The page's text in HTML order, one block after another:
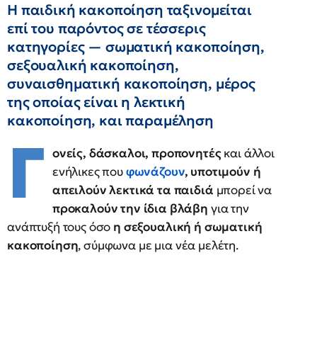
Η παιδική κακοποίηση ταξινομείται
επί του παρόντος σε τέσσερις
κατηγορίες — σωματική κακοποίηση,
σεξουαλική κακοποίηση,
συναισθηματική κακοποίηση, μέρος
της οποίας είναι η λεκτική
κακοποίηση, και παραμέληση
Γ ονείς, δάσκαλοι, προπονητέςκαι άλλοι
ενήλικες πουφωνάζουν, υποτιμούν ή
απειλούν λεκτικά τα παιδιά μπορεί να
προκαλούν την ίδια βλάβη για την
ανάπτυξή τους όσο η σεξουαλική ή σωματική
κακοποίηση, σύμφωνα με μια νέα μελέτη.